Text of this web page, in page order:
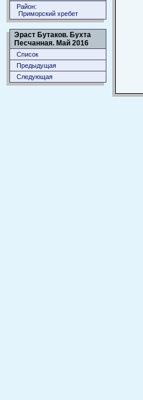
Район:
Приморский хребет
Эраст Бутаков. Бухта
Песчанная. Май 2016
Список
Предыдущая
Следующая